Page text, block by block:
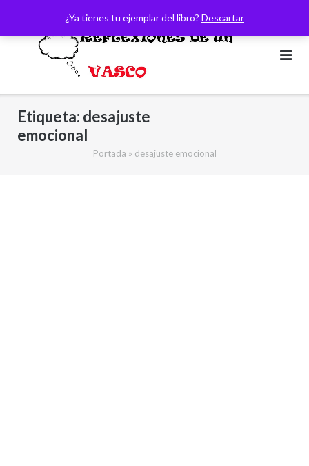
¿Ya tienes tu ejemplar del libro? Descartar
contenido
Etiqueta: desajuste
emocional
Portada » desajuste emocional